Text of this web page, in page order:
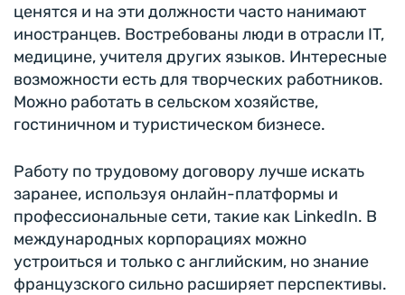
ценятся и на эти должности часто нанимают
иностранцев. Востребованы люди в отрасли IT,
медицине, учителя других языков. Интересные
возможности есть для творческих работников.
Можно работать в сельском хозяйстве,
гостиничном и туристическом бизнесе.
Работу по трудовому договору лучше искать
заранее, используя онлайн-платформы и
профессиональные сети, такие как LinkedIn. В
международных корпорациях можно
устроиться и только с английским, но знание
французского сильно расширяет перспективы.